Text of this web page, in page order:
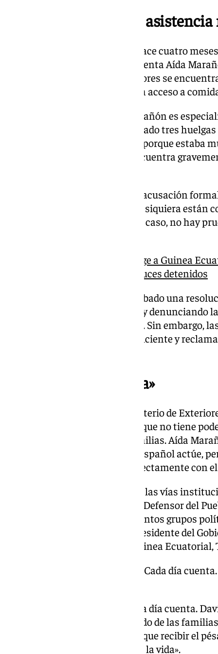
Incomunicados y sin
«Están incomunicados desde hace cuatro
sabemos que siguen vivos», lamenta Aída
de las familias, ambos trabajadores se
visitas, sin atención médica, sin acceso a
El estado de salud de Javier Marañón es
más de 20 kilos y ha protagonizado tres
enfermería y le pusieron suero, porque estaba
David Rodríguez también se encuentra
A día de hoy, no existe ninguna acusación
contra los dos trabajadores. «Ni siquiera están
está siendo investigada. No hay caso, no hay
El Parlamento Europeo exige a Guinea
inmediata de los dos andaluces detenidos
El Parlamento Europeo ha aprobado una
liberación de los dos españoles y denunciando
humanos en Guinea Ecuatorial. Sin embargo,
presión internacional no es suficiente y
«El Gobierno no actúa»
«El Gobierno Español y el Ministerio de
todo en manos de la Embajada que no tiene
el comunicado oficial de las familias. Aída
«Necesitamos que el Gobierno español actúe,
armas diplomáticas y hable directamente con
Las familias han agotado todas las vías
Exteriores, Junta de Andalucía, Defensor del
Unidas y eurodiputados de distintos grupos
petición de firmas dirigida al presidente del
directa ante el presidente de Guinea Ecuatorial,
«No podemos esperar más. Cada día
«No podemos esperar más. Cada día cuenta.
actúa ya», advierte el comunicado de las
una acción inmediata, tengan «que recibir el
aún están a tiempo de salvarles la vida».